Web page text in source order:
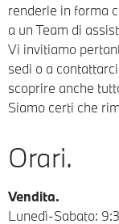
renderle in forma
a un Team di
Vi invitiamo
sedi o a
scoprire anche
Siamo certi che
Orari.
Vendita.
Lunedì-Sabato: